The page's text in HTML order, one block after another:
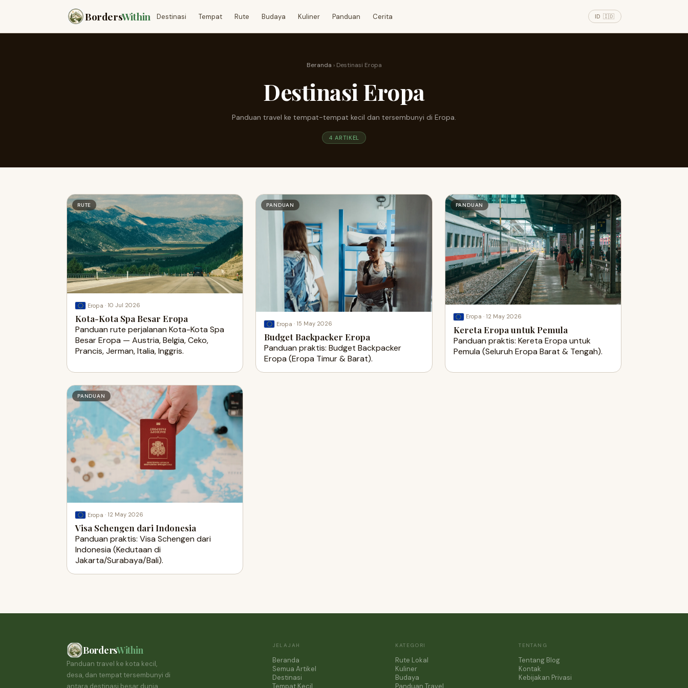
BordersWithin Destinasi Tempat Rute Budaya Kuliner Panduan Cerita ID 🇮🇩
Beranda › Destinasi Eropa
Destinasi Eropa
Panduan travel ke tempat-tempat kecil dan tersembunyi di Eropa.
4 ARTIKEL
RUTE
Eropa · 10 Jul 2026
Kota-Kota Spa Besar Eropa
Panduan rute perjalanan Kota-Kota Spa
Besar Eropa — Austria, Belgia, Ceko,
Prancis, Jerman, Italia, Inggris.
PANDUAN
Eropa · 15 May 2026
Budget Backpacker Eropa
Panduan praktis: Budget Backpacker
Eropa (Eropa Timur & Barat).
PANDUAN
Eropa · 12 May 2026
Kereta Eropa untuk Pemula
Panduan praktis: Kereta Eropa untuk
Pemula (Seluruh Eropa Barat & Tengah).
PANDUAN
Eropa · 12 May 2026
Visa Schengen dari Indonesia
Panduan praktis: Visa Schengen dari
Indonesia (Kedutaan di
Jakarta/Surabaya/Bali).
BordersWithin
Panduan travel ke kota kecil,
desa, dan tempat tersembunyi di
antara destinasi besar dunia.
JELAJAH
Beranda
Semua Artikel
Destinasi
Tempat Kecil
KATEGORI
Rute Lokal
Kuliner
Budaya
Panduan Travel
TENTANG
Tentang Blog
Kontak
Kebijakan Privasi